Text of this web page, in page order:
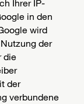
Ihrer IP-
in den
wird
der
die
der
verbundene